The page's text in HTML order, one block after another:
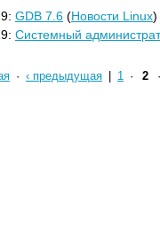
GDB 7.6 (Новости Linux)
Системный
· ‹ предыдущая 1 · 2 ·